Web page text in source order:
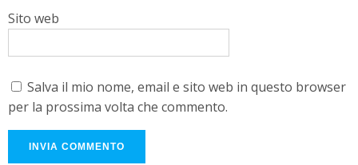
Sito web
Salva il mio nome, email e sito web in questo browser
per la prossima volta che commento.